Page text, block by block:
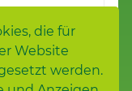
die für
Website
werden.